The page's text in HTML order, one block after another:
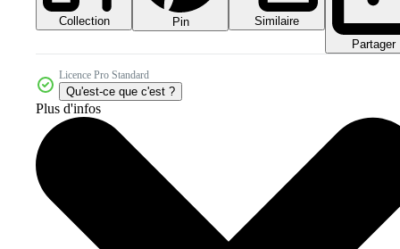
Collection Pin
Similaire
Partager
Licence Pro Standard
Qu'est-ce que c'est ?
Plus d'infos